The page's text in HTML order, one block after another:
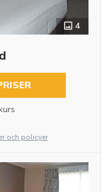
4
och policyer